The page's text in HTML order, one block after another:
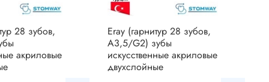
28 зубов,
акриловые
Eray (гарнитур 28 зубов,
A3,5/G2) зубы
искусственные акриловые
двухслойные